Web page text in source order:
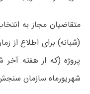
متقاضیان مجاز به
(شبانه) برای اطلاع از
شهریورماه سازمان